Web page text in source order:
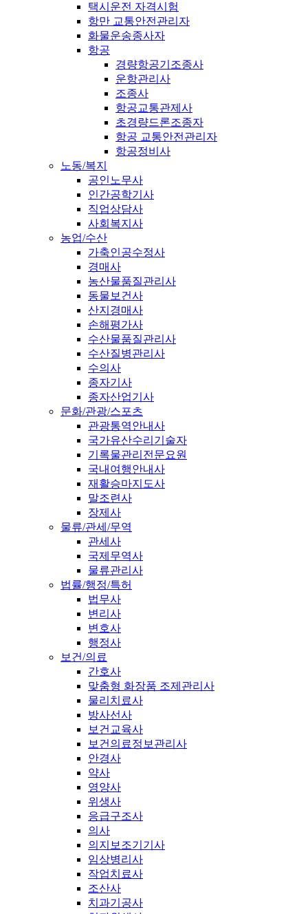
택시운전 자격시험
항만 교통안전관리자
화물운송종사자
항공
경량항공기조종사
운항관리사
조종사
항공교통관제사
초경량드론조종자
항공 교통안전관리자
항공정비사
노동/복지
공인노무사
인간공학기사
직업상담사
사회복지사
농업/수산
가축인공수정사
경매사
농산물품질관리사
동물보건사
산지경매사
손해평가사
수산물품질관리사
수산질병관리사
수의사
종자기사
종자산업기사
문화/관광/스포츠
관광통역안내사
국가유산수리기술자
기록물관리전문요원
국내여행안내사
재활승마지도사
말조련사
장제사
물류/관세/무역
관세사
국제무역사
물류관리사
법률/행정/특허
법무사
변리사
변호사
행정사
보건/의료
간호사
맞춤형 화장품 조제관리사
물리치료사
방사선사
보건교육사
보건의료정보관리사
안경사
약사
영양사
위생사
응급구조사
의사
의지보조기기사
임상병리사
작업치료사
조산사
치과기공사